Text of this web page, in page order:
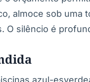
almoce sob uma
O silêncio é
azul-